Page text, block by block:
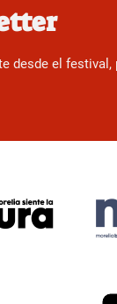
desde el